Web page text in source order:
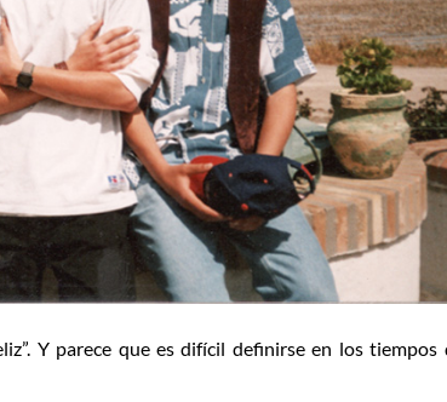
Y parece que es difícil definirse en los tiempos